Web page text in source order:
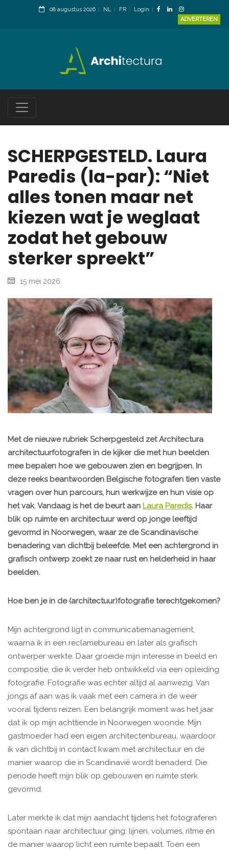
08 augustus 2026 NL FR
Login
ADVERTEREN
SCHERPGESTELD. Laura
Paredis (la-par): “Niet
alles tonen maar net
kiezen wat je weglaat
zodat het gebouw
sterker spreekt”
15 mei 2026
Met de nieuwe rubriek Scherpgesteld zet Architectura
architectuurfotografen in de kijker die met hun beelden
mee bepalen hoe we gebouwen zien en begrijpen. In
deze reeks beantwoorden Belgische fotografen tien vaste
vragen over hun parcours, hun werkwijze en hun visie op
het vak. Vandaag is het de beurt aan Laura Paredis. Haar
blik op ruimte en architectuur werd op jonge leeftijd
gevormd in Noorwegen, waar ze de Scandinavische
benadering van dichtbij beleefde. Met een achtergrond in
grafisch ontwerp zoekt ze naar rust en helderheid in haar
beelden.
Hoe ben je in de (architectuur)fotografie terechtgekomen?
Mijn achtergrond ligt in communicatiemanagement,
waarna ik in een reclamebureau en later als grafisch
ontwerper werkte. Daar groeide mijn interesse in beeld en
compositie, die ik verder heb ontwikkeld via een opleiding
fotografie. Fotografie was echter altijd al aanwezig. Van
jongs af aan was ik vaak met een camera in de weer
vooral tijdens reizen. Een belangrijk moment was het jaar
dat ik op mijn achttiende in Noorwegen woonde. Mijn
gastmoeder had een eigen architectenbureau, waardoor
ik van dichtbij in contact kwam met architectuur en de
manier waarop die in Scandinavië wordt benaderd. Die
periode heeft mijn blik op gebouwen en ruimte sterk
gevormd.
Later merkte ik dat mijn aandacht tijdens het fotograferen
spontaan naar architectuur ging: lijnen, volumes, ritme en
de manier waarop licht een ruimte bepaalt. Toen een